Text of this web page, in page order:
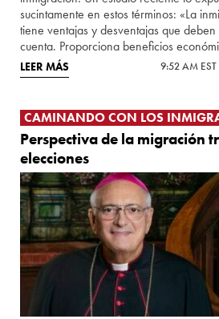
sucintamente en estos términos: «La
tiene ventajas y desventajas que
cuenta. Proporciona beneficios
LEER MÁS 9:52 AM
CAMINANDO CON LOS
Perspectiva de la migración
elecciones